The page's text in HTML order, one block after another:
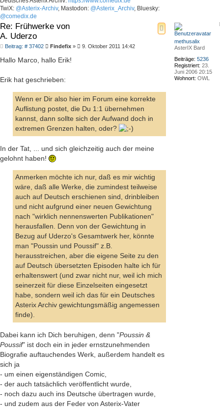
TwiX: @Asterix-Archiv, Mastodon: @Asterix_Archiv, Bluesky:
@comedix.de
Re: Frühwerke von
A. Uderzo
Beitrag: # 37402Beitrag
Findefix » 9. Oktober 2011 14:42
Hallo Marco, hallo Erik!
Erik hat geschrieben:
Wenn er Dir also hier im Forum eine korrekte
Auflistung postet, die Du 1:1 übernehmen
kannst, dann sollte sich der Aufwand doch in
extremen Grenzen halten, oder?
In der Tat, ... und sich gleichzeitig auch der meine
gelohnt haben!
Anmerken möchte ich nur, daß es mir wichtig
wäre, daß alle Werke, die zumindest teilweise
auch auf Deutsch erschienen sind, drinbleiben
und nicht aufgrund einer neuen Gewichtung
nach "wirklich nennenswerten Publikationen"
herausfallen. Denn von der Gewichtung in
Bezug auf Uderzo's Gesamtwerk her, könnte
man "Poussin und Poussif" z.B.
herausstreichen, aber die eigene Seite zu den
auf Deutsch übersetzten Episoden halte ich für
erhaltenswert (und zwar nicht nur, weil ich mich
seinerzeit für diese Einzelseiten eingesetzt
habe, sondern weil ich das für ein Deutsches
Asterix Archiv gewichtungsmäßig angemessen
finde).
Dabei kann ich Dich beruhigen, denn "Poussin &
Poussif" ist doch ein in jeder ernstzunehmenden
Biografie auftauchendes Werk, außerdem handelt es
sich ja
- um einen eigenständigen Comic,
- der auch tatsächlich veröffentlicht wurde,
- noch dazu auch ins Deutsche übertragen wurde,
- und zudem aus der Feder von Asterix-Vater
methusalix
AsterIX Bard
Beiträge: 5236
Registriert: 23.
Juni 2006 20:15
Wohnort: OWL